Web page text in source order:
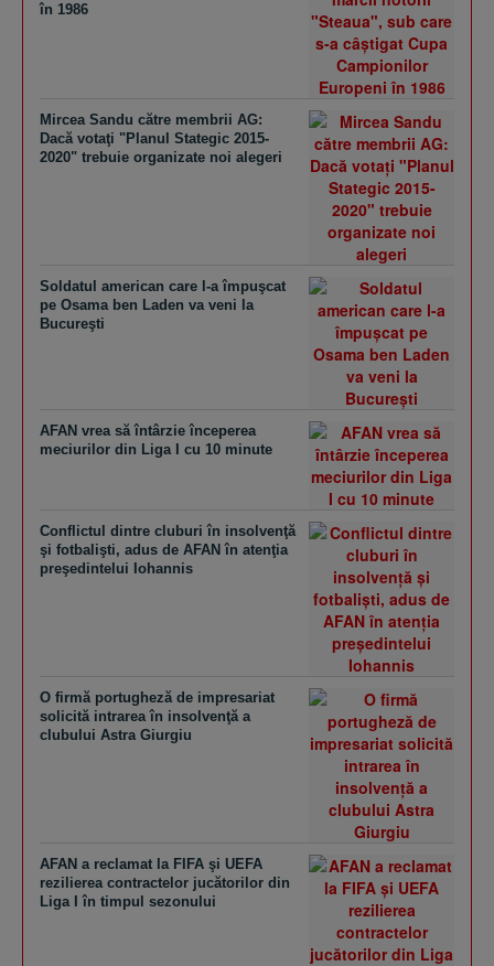
în 1986
Mircea Sandu către membrii AG:
Dacă votaţi "Planul Stategic 2015-
2020" trebuie organizate noi alegeri
Soldatul american care l-a împuşcat
pe Osama ben Laden va veni la
Bucureşti
AFAN vrea să întârzie începerea
meciurilor din Liga I cu 10 minute
Conflictul dintre cluburi în insolvenţă
şi fotbalişti, adus de AFAN în atenţia
preşedintelui Iohannis
O firmă portugheză de impresariat
solicită intrarea în insolvenţă a
clubului Astra Giurgiu
AFAN a reclamat la FIFA şi UEFA
rezilierea contractelor jucătorilor din
Liga I în timpul sezonului